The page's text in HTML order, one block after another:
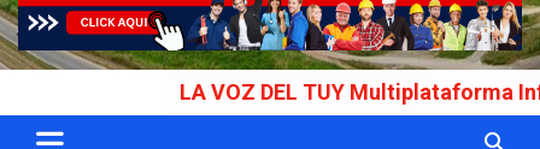
LA VOZ DEL TUY Multiplataforma